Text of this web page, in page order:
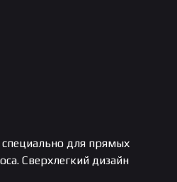
для прямых
Сверхлегкий дизайн